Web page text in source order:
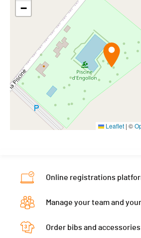
−
Leaflet | ©
Online registrations
Manage your team and
Order bibs and accessories